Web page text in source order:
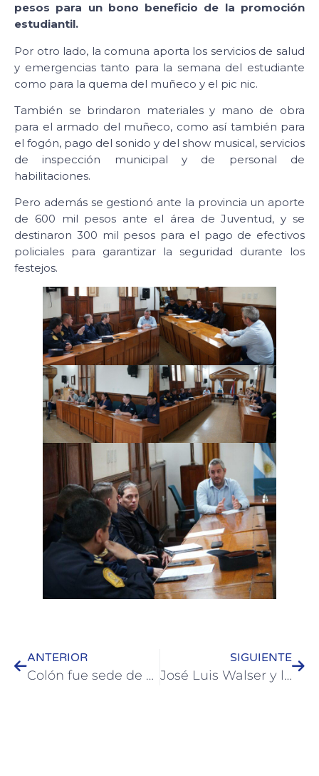
pesos para un bono beneficio de la promoción
estudiantil.
Por otro lado, la comuna aporta los servicios de salud
y emergencias tanto para la semana del estudiante
como para la quema del muñeco y el pic nic.
También se brindaron materiales y mano de obra
para el armado del muñeco, como así también para
el fogón, pago del sonido y del show musical, servicios
de inspección municipal y de personal de
habilitaciones.
Pero además se gestionó ante la provincia un aporte
de 600 mil pesos ante el área de Juventud, y se
destinaron 300 mil pesos para el pago de efectivos
policiales para garantizar la seguridad durante los
festejos.
ANTERIOR
Colón fue sede de un encuentro estratégico que impulsó el turismo y la tecnología
SIGUIENTE
José Luis Walser y la ministra Berisso abrieron ciclo de formación para Cuidadores de Adultos Mayores